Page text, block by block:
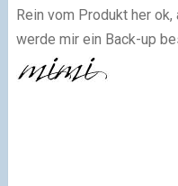
Rein vom Produkt her
werde mir ein Back-up